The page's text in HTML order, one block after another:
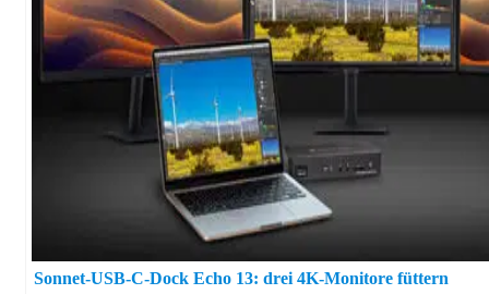
Sonnet-USB-C-Dock Echo 13: drei 4K-Monitore füttern